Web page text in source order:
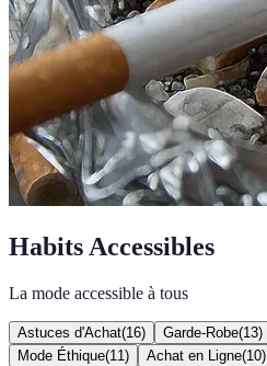
Habits Accessibles
La mode accessible à tous
Astuces d'Achat(16) Garde-Robe(13)
Mode Éthique(11 ) Achat en Ligne(10)